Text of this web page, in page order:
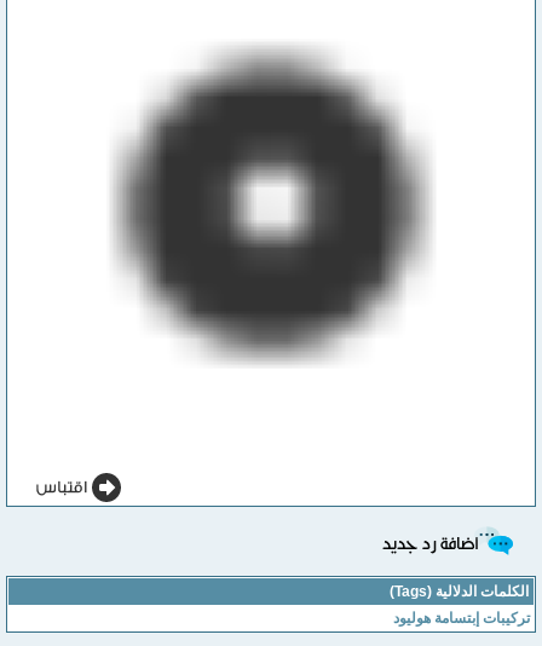
الكلمات الدلالية (Tags)
تركيبات إبتسامة هوليود